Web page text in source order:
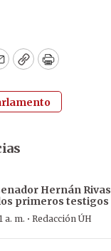
CopyPrint
Hernán Rivas
primeros testigos
a. m. · Redacción ÚH